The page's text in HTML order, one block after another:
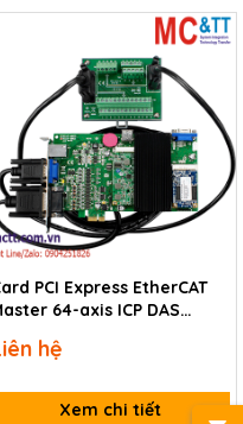
PCI Express EtherCAT
64-axis ICP DAS
hệ
Xem chi tiết